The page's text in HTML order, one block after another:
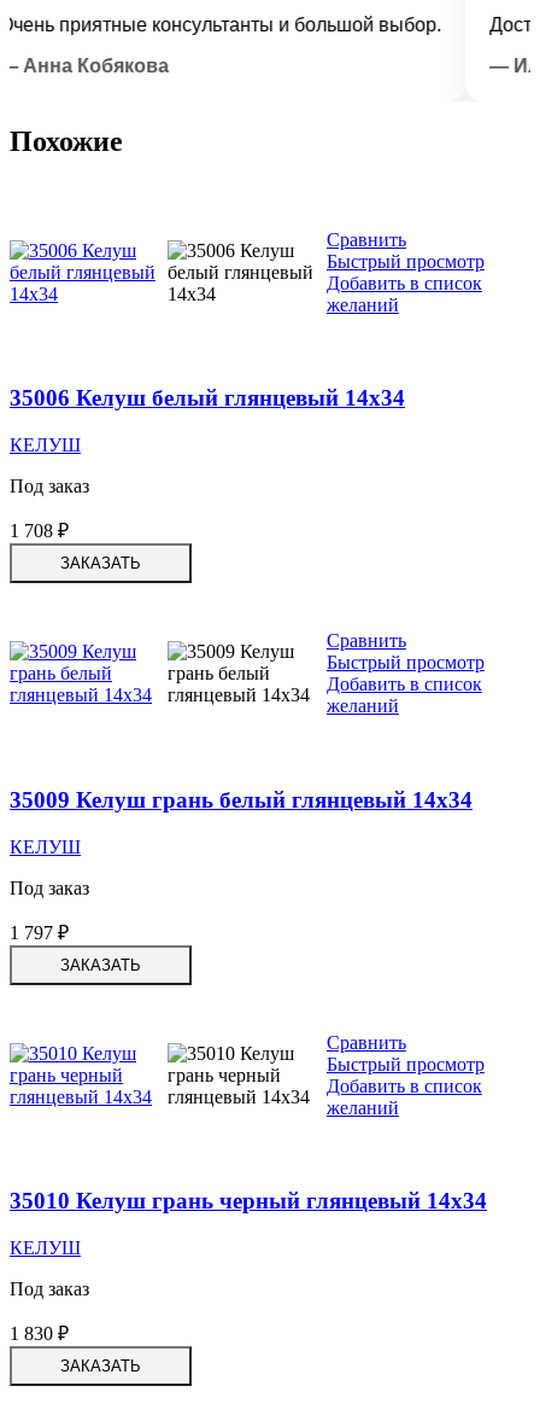
приятные консультанты и большой выбор.
Кобякова
— Илья
Похожие
Сравнить
Быстрый просмотр
Добавить в список
желаний
35006 Келуш белый глянцевый 14х34
КЕЛУШ
Под заказ
1 708 ₽
ЗАКАЗАТЬ
Сравнить
Быстрый просмотр
Добавить в список
желаний
35009 Келуш грань белый глянцевый 14х34
КЕЛУШ
Под заказ
1 797 ₽
ЗАКАЗАТЬ
Сравнить
Быстрый просмотр
Добавить в список
желаний
35010 Келуш грань черный глянцевый 14х34
КЕЛУШ
Под заказ
1 830 ₽
ЗАКАЗАТЬ